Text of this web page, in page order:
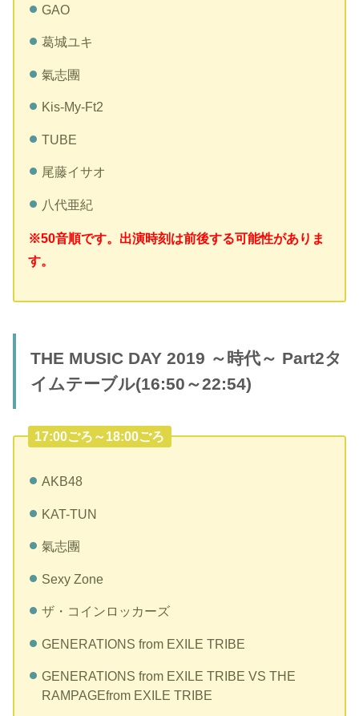
GAO
葛城ユキ
氣志團
Kis-My-Ft2
TUBE
尾藤イサオ
八代亜紀
※50音順です。出演時刻は前後する可能性がありま
す。
THE MUSIC DAY 2019 ～時代～ Part2タ
イムテーブル(16:50～22:54)
17:00ごろ～18:00ごろ
AKB48
KAT-TUN
氣志團
Sexy Zone
ザ・コインロッカーズ
GENERATIONS from EXILE TRIBE
GENERATIONS from EXILE TRIBE VS THE
RAMPAGEfrom EXILE TRIBE